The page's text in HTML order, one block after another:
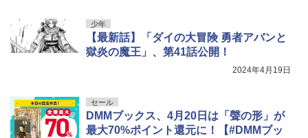
少年
【最新話】「ダイの大冒険 勇者アバンと
獄炎の魔王」、第41話公開！
2024年4月19日
セール
DMMブックス、4月20日は「聲の形」が
最大70%ポイント還元に！【#DMMブッ